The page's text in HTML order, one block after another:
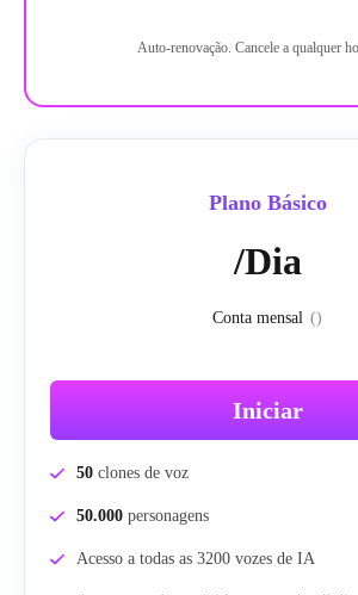
Plano Básico
/Dia
Conta mensal ()
Iniciar
50 clones de voz
50.000 personagens
Acesso a todas as 3200 vozes de IA
Auto-renovação. Cancele a qualquer